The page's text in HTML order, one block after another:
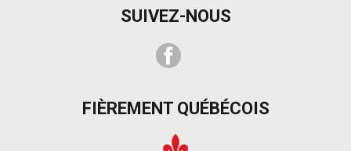
SUIVEZ-NOUS
Facebook
FIÈREMENT QUÉBÉCOIS